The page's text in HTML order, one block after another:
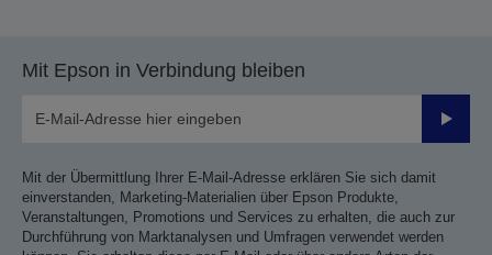
Mit Epson in Verbindung bleiben
Mit der Übermittlung Ihrer E-Mail-Adresse erklären Sie sich damit
einverstanden, Marketing-Materialien über Epson Produkte,
Veranstaltungen, Promotions und Services zu erhalten, die auch zur
Durchführung von Marktanalysen und Umfragen verwendet werden